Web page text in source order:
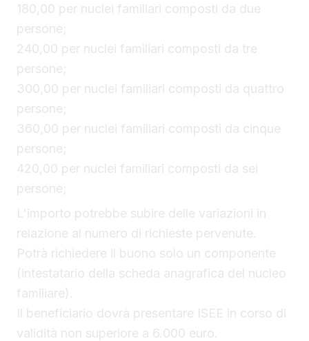
180,00 per nuclei familiari composti da due
persone;
240,00 per nuclei familiari composti da tre
persone;
300,00 per nuclei familiari composti da quattro
persone;
360,00 per nuclei familiari composti da cinque
persone;
420,00 per nuclei familiari composti da sei
persone;
L'importo potrebbe subire delle variazioni in
relazione al numero di richieste pervenute.
Potrà richiedere il buono solo un componente
(intestatario della scheda anagrafica del nucleo
familiare).
Il beneficiario dovrà presentare ISEE in corso di
validità non superiore a 6.000 euro.